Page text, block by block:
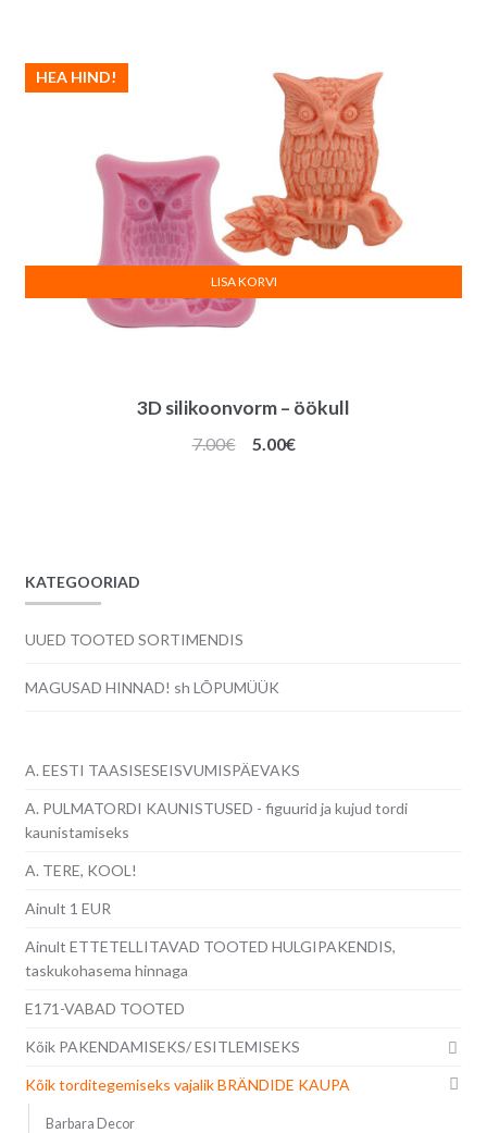
3D silikoonvorm – öökull
HEA HIND!
7.00€
Algne
5.00€Praegune
LISA KORVI
KATEGOORIAD
UUED TOOTED SORTIMENDIS
MAGUSAD HINNAD! sh LÕPUMÜÜK
A. EESTI TAASISESEISVUMISPÄEVAKS
A. PULMATORDI KAUNISTUSED - figuurid ja kujud tordi
kaunistamiseks
A. TERE, KOOL!
Ainult 1 EUR
Ainult ETTETELLITAVAD TOOTED HULGIPAKENDIS,
taskukohasema hinnaga
E171-VABAD TOOTED
Kõik PAKENDAMISEKS/ ESITLEMISEKS
Kõik torditegemiseks vajalik BRÄNDIDE KAUPA
Barbara Decor